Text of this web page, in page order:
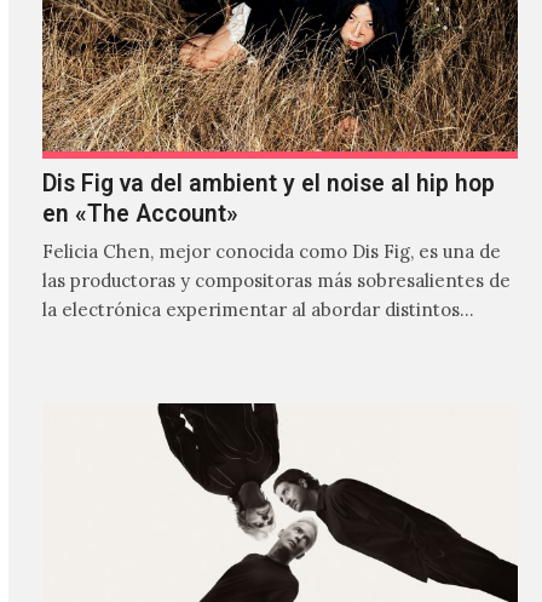
Dis Fig va del ambient y el noise al hip hop
en «The Account»
Felicia Chen, mejor conocida como Dis Fig, es una de
las productoras y compositoras más sobresalientes de
la electrónica experimentar al abordar distintos